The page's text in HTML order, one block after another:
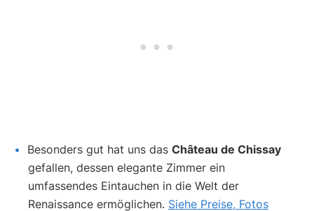
Besonders gut hat uns das Château de Chissay
gefallen, dessen elegante Zimmer ein
umfassendes Eintauchen in die Welt der
Renaissance ermöglichen. Siehe Preise, Fotos